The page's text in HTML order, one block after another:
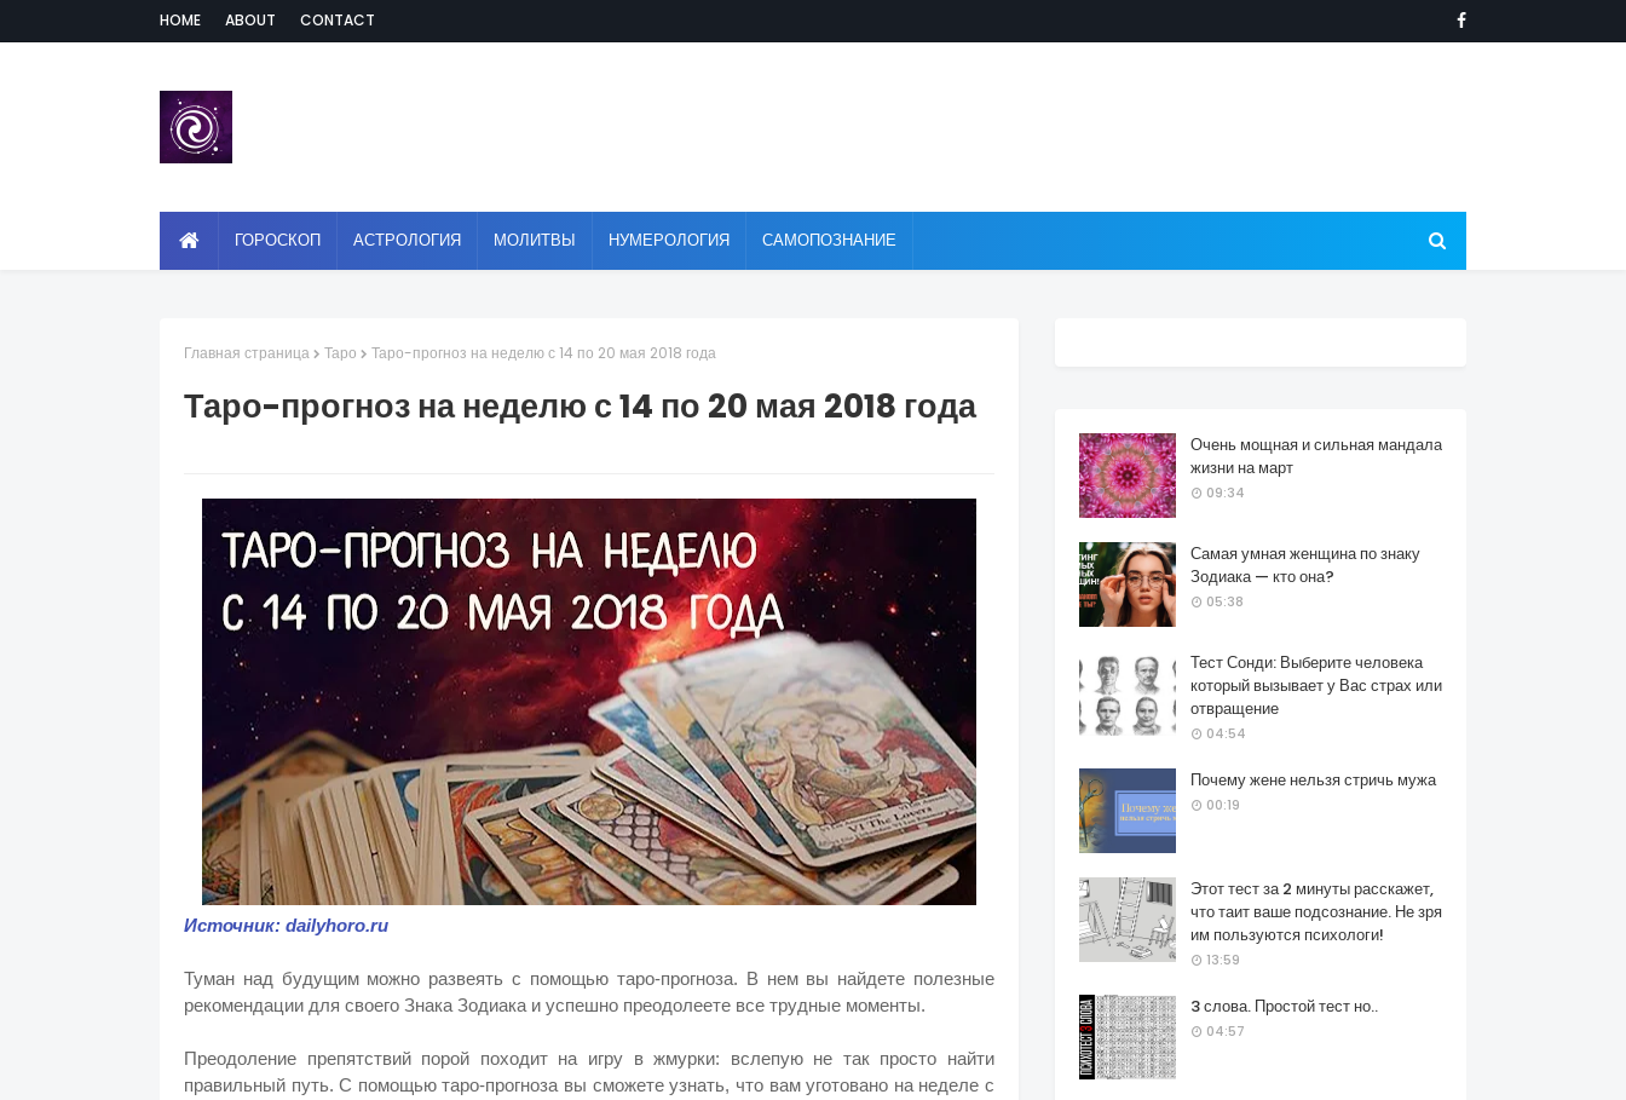
HOME ABOUT CONTACT
ГОРОСКОП АСТРОЛОГИЯ МОЛИТВЫ НУМЕРОЛОГИЯ САМОПОЗНАНИЕ
Главная страница Таро Таро-прогноз на неделю с 14 по 20 мая 2018 года
Таро-прогноз на неделю с 14 по 20 мая 2018 года
Источник: dailyhoro.ru
Туман над будущим можно развеять с помощью таро-прогноза. В нем вы найдете полезные
рекомендации для своего Знака Зодиака и успешно преодолеете все трудные моменты.
Преодоление препятствий порой походит на игру в жмурки: вслепую не так просто найти
правильный путь. С помощью таро-прогноза вы сможете узнать, что вам уготовано на неделе с
Очень мощная и сильная мандала
жизни на март
09:34
Самая умная женщина по знаку
Зодиака — кто она?
05:38
Тест Сонди: Выберите человека
который вызывает у Вас страх или
отвращение
04:54
Почему жене нельзя стричь мужа
00:19
Этот тест за 2 минуты расскажет,
что таит ваше подсознание. Не зря
им пользуются психологи!
13:59
3 слова. Простой тест но..
04:57